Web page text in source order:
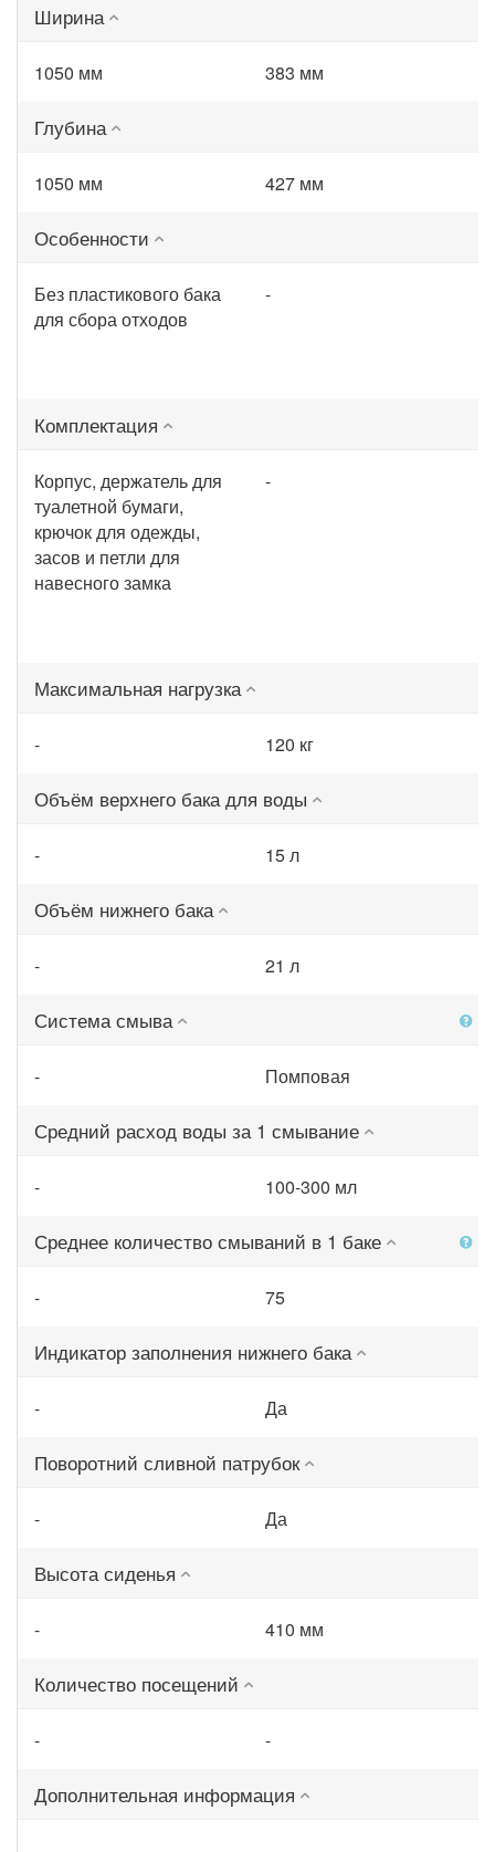
Ширина
1050 мм 383 мм
Глубина
1050 мм 427 мм
Особенности
Без пластикового бака
для сбора отходов
-
Комплектация
Корпус, держатель для
туалетной бумаги,
крючок для одежды,
засов и петли для
навесного замка
-
Максимальная нагрузка
- 120 кг
Объём верхнего бака для воды
- 15 л
Объём нижнего бака
- 21 л
Система смыва
- Помповая
Средний расход воды за 1 смывание
- 100-300 мл
Среднее количество смываний в 1 баке
- 75
Индикатор заполнения нижнего бака
- Да
Поворотний сливной патрубок
- Да
Высота сиденья
- 410 мм
Количество посещений
- -
Дополнительная информация